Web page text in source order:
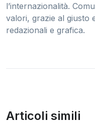
l’internazionalità.
valori, grazie al giusto
redazionali e grafica.
Articoli simili